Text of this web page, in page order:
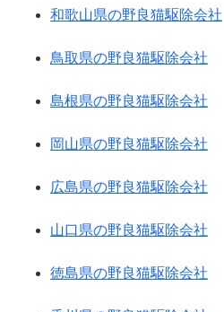
和歌山県の野良猫駆除会社
鳥取県の野良猫駆除会社
島根県の野良猫駆除会社
岡山県の野良猫駆除会社
広島県の野良猫駆除会社
山口県の野良猫駆除会社
徳島県の野良猫駆除会社